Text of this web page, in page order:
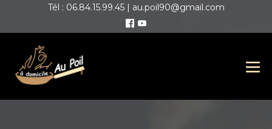
Tél : 06.84.15.99.45 | au.poil90@gmail.com